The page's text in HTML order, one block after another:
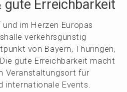
gute Erreichbarkeit
im Herzen Europas
verkehrs­güns­tig
von Bayern, Thürin­gen,
gute Erreich­bar­keit macht
Veran­stal­tungs­ort für
inter­na­tio­na­le Events.